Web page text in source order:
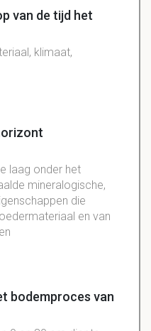
van de tijd het
klimaat,
laag onder het
mineralogische,
die
en van
bodemproces van